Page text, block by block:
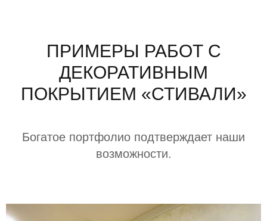
ПРИМЕРЫ РАБОТ С
ДЕКОРАТИВНЫМ
ПОКРЫТИЕМ «СТИВАЛИ»
Богатое портфолио подтверждает наши
возможности.